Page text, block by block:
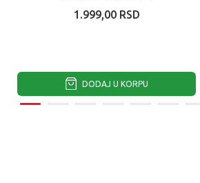
1.999,00 RSD
DODAJ U KORPU